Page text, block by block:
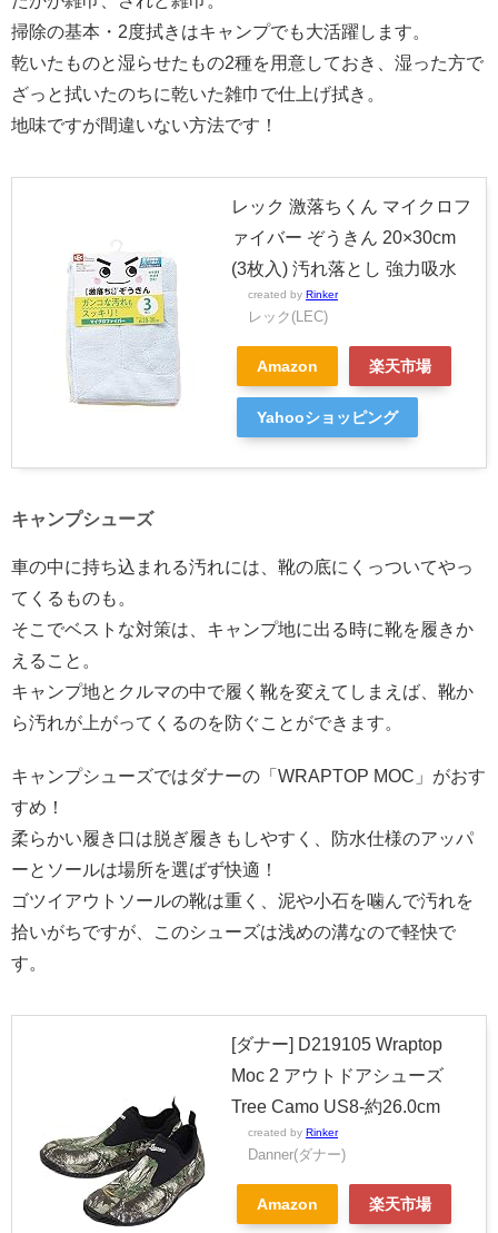
掃除の基本・2度拭きはキャンプでも大活躍します。
乾いたものと湿らせたもの2種を用意しておき、湿った方で
ざっと拭いたのちに乾いた雑巾で仕上げ拭き。
地味ですが間違いない方法です！
レック 激落ちくん マイクロフ
ァイバー ぞうきん 20×30cm
(3枚入) 汚れ落とし 強力吸水
created by Rinker
レック(LEC)
Amazon 楽天市場
Yahooショッピング
キャンプシューズ
車の中に持ち込まれる汚れには、靴の底にくっついてやっ
てくるものも。
そこでベストな対策は、キャンプ地に出る時に靴を履きか
えること。
キャンプ地とクルマの中で履く靴を変えてしまえば、靴か
ら汚れが上がってくるのを防ぐことができます。
キャンプシューズではダナーの「WRAPTOP MOC」がおす
すめ！
柔らかい履き口は脱ぎ履きもしやすく、防水仕様のアッパ
ーとソールは場所を選ばず快適！
ゴツイアウトソールの靴は重く、泥や小石を噛んで汚れを
拾いがちですが、このシューズは浅めの溝なので軽快で
す。
[ダナー] D219105 Wraptop
Moc 2 アウトドアシューズ
Tree Camo US8-約26.0cm
created by Rinker
Danner(ダナー)
Amazon 楽天市場